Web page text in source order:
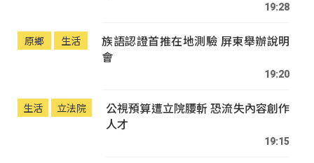
19:28
原鄉 生活
族語認證首推在地測驗 屏東舉辦說明
會
19:20
生活 立法院
公視預算遭立院腰斬 恐流失內容創作
人才
19:15